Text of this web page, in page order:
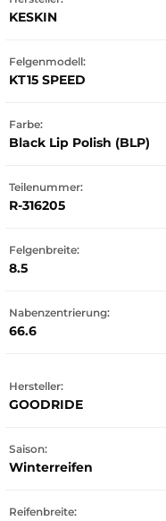
KESKIN
Felgenmodell:
KT15 SPEED
Farbe:
Black Lip Polish (BLP)
Teilenummer:
R-316205
Felgenbreite:
8.5
Nabenzentrierung:
66.6
Hersteller:
GOODRIDE
Saison:
Winterreifen
Reifenbreite: